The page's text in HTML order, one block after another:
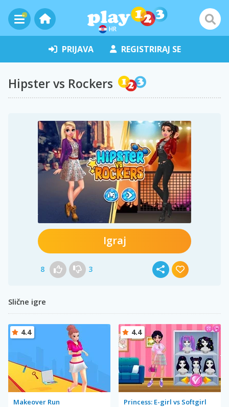
HR
PRIJAVA REGISTRIRAJ SE
Hipster vs Rockers
Igraj
8 3
Slične igre
Makeover Run
4.4
Princess: E-girl vs Softgirl
4.4